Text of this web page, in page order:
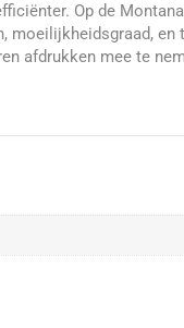
Op de
moeilijkheidsgraad,
afdrukken mee te